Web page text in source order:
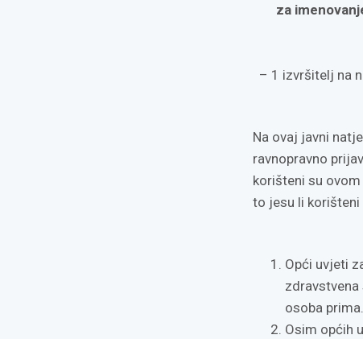
za
– 1 izvršitelj na
Na ovaj javni
ravnopravno
korišteni su
to jesu li korišteni
Opći uvjeti
osoba prima.
Osim općih